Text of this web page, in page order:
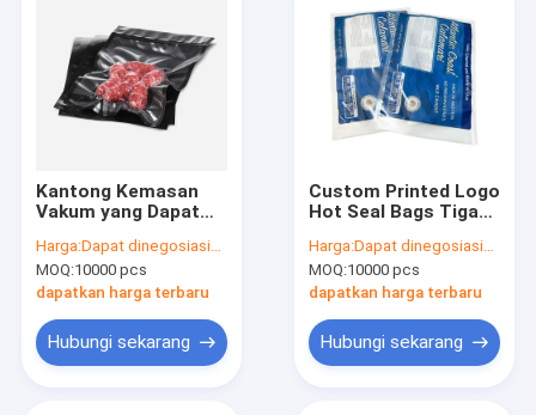
Kantong Kemasan
Vakum yang Dapat
Disesuaikan untuk
Umur Simpan yang
Lebih Lama dan
Fungsi
Harga:Dapat dinegosiasikan
MOQ:10000 pcs
dapatkan harga terbaru
Hubungi sekarang
Custom Printed Logo
Hot Seal Bags Tiga
Makanan Beku
Plastik Kantong
Vakum Kemasan
Jendela
Harga:Dapat dinegosiasikan
MOQ:10000 pcs
dapatkan harga terbaru
Hubungi sekarang